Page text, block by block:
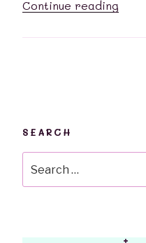
Continue reading
นันท์
SEARCH
for: